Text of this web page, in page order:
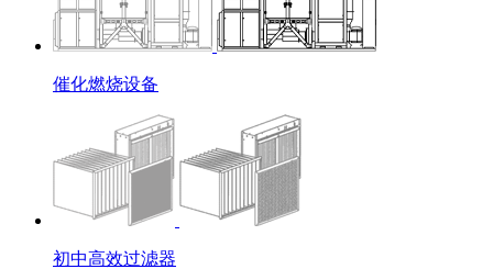
催化燃烧设备
初中高效过滤器